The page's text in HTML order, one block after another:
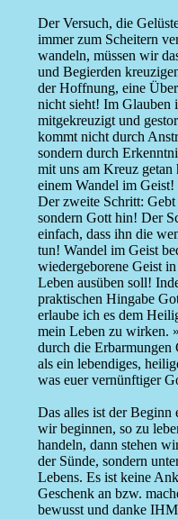
Der Versuch, die
immer zum Scheitern
wandeln, müssen wir
und Begierden
der Hoffnung, eine
nicht sieht! Im Glauben
mitgekreuzigt und
kommt nicht durch
sondern durch
mit uns am Kreuz getan
einem Wandel im Geist!
Der zweite Schritt:
sondern Gott hin! Der
einfach, dass ihn die
tun! Wandel im Geist
wiedergeborene Geist
Leben ausüben soll!
praktischen Hingabe
erlaube ich es dem
mein Leben zu wirken.
durch die Erbarmungen
als ein lebendiges,
was euer vernünftiger
Das alles ist der Beginn
wir beginnen, so zu
handeln, dann stehen
der Sünde, sondern
Lebens. Es ist keine
Geschenk an bzw.
bewusst und danke